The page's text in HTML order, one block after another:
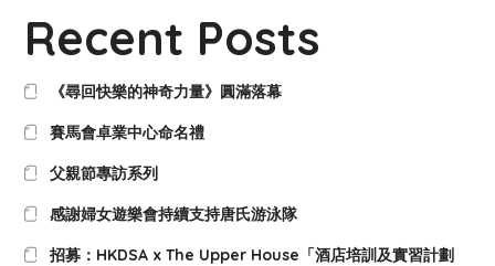
Recent Posts
《尋回快樂的神奇力量》圓滿落幕
賽馬會卓業中心命名禮
父親節專訪系列
感謝婦女遊樂會持續支持唐氏游泳隊
招募：HKDSA x The Upper House「酒店培訓及實習計劃